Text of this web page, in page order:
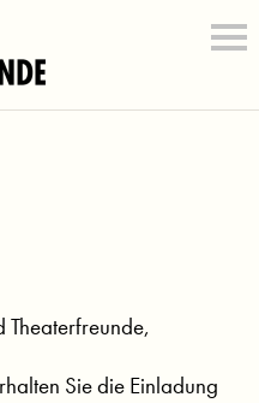
Theaterfreunde,
Sie die Einladung